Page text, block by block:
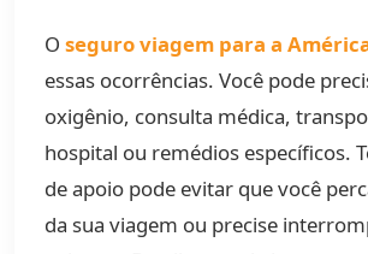
O seguro viagem para a
essas ocorrências. Você pode
oxigênio, consulta médica,
hospital ou remédios específicos.
de apoio pode evitar que você
da sua viagem ou precise